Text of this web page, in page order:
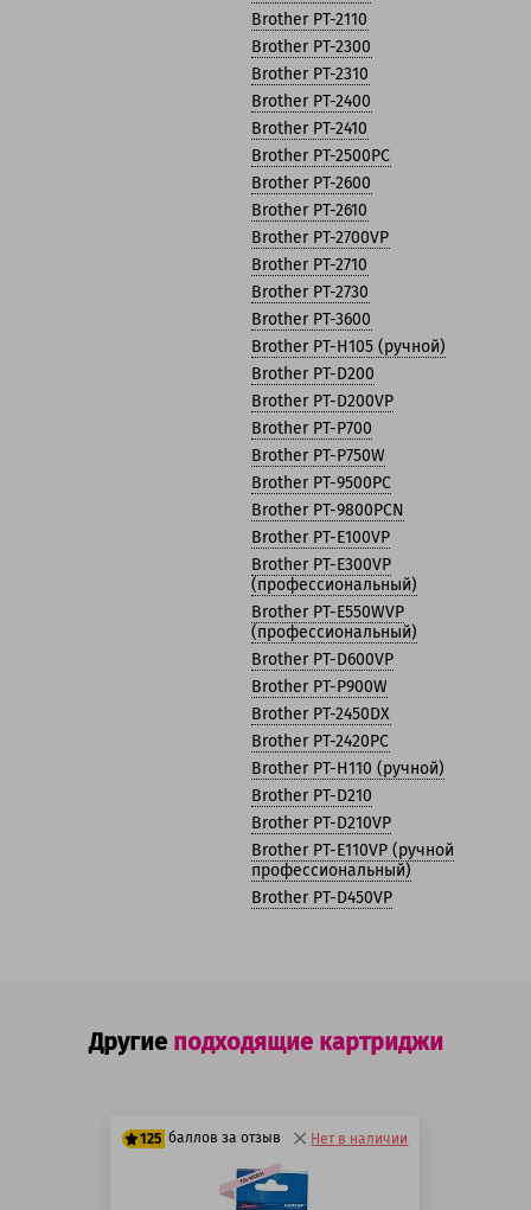
Brother PT-2110
Brother PT-2300
Brother PT-2310
Brother PT-2400
Brother PT-2410
Brother PT-2500PC
Brother PT-2600
Brother PT-2610
Brother PT-2700VP
Brother PT-2710
Brother PT-2730
Brother PT-3600
Brother PT-H105 (ручной)
Brother PT-D200
Brother PT-D200VP
Brother PT-P700
Brother PT-P750W
Brother PT-9500PC
Brother PT-9800PCN
Brother PT-E100VP
Brother PT-E300VP
(профессиональный)
Brother PT-E550WVP
(профессиональный)
Brother PT-D600VP
Brother PT-P900W
Brother PT-2450DX
Brother PT-2420PC
Brother PT-H110 (ручной)
Brother PT-D210
Brother PT-D210VP
Brother PT-E110VP (ручной
профессиональный)
Brother PT-D450VP
Другие подходящие картриджи
125 баллов за отзыв Нет в наличии